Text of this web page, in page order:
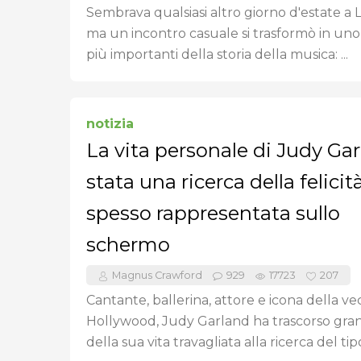
Sembrava qualsiasi altro giorno d'estate a
ma un incontro casuale si trasformò in
più importanti della storia della musica: ...
notizia
La vita personale di Judy
stata una ricerca della
spesso rappresentata sullo
schermo
Magnus Crawford 929 17723 207
Cantante, ballerina, attore e icona della
Hollywood, Judy Garland ha trascorso
della sua vita travagliata alla ricerca del